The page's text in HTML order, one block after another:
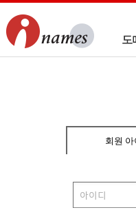
회원 아